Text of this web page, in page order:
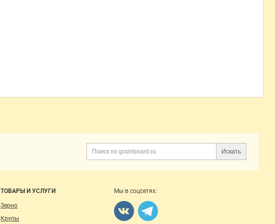
Искать
ТОВАРЫ И УСЛУГИ
Зерно
Крупы
Мы в соцсетях: